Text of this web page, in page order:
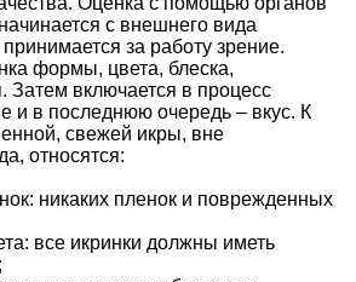
с внешнего вида
за работу зрение.
формы, цвета, блеска,
Затем включается в процесс
и в последнюю очередь – вкус. К
свежей икры, вне
относятся:
никаких пленок и поврежденных
все икринки должны иметь